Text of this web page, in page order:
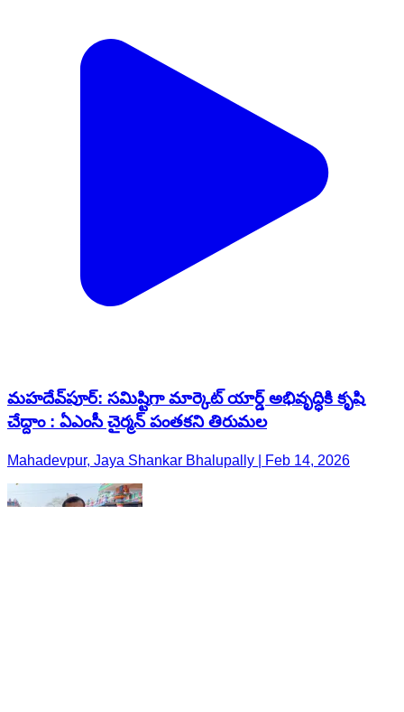
మహదేవ్​పూర్: సమిష్టిగా మార్కెట్ యార్డ్ అభివృద్ధికి కృషి
చేద్దాం : ఏఎంసీ చైర్మన్ పంతకని తిరుమల
Mahadevpur, Jaya Shankar Bhalupally | Feb 14, 2026